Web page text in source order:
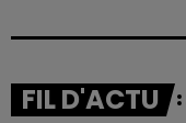
FIL D'ACTU